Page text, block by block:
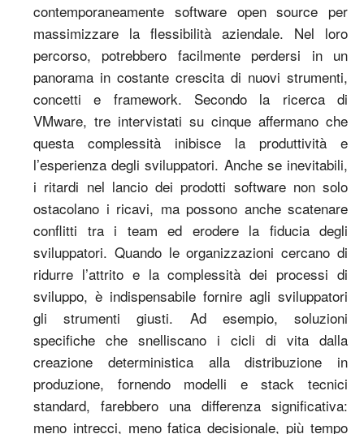
contemporaneamente software open source per
massimizzare la flessibilità aziendale. Nel loro
percorso, potrebbero facilmente perdersi in un
panorama in costante crescita di nuovi strumenti,
concetti e framework. Secondo la ricerca di
VMware, tre intervistati su cinque affermano che
questa complessità inibisce la produttività e
l’esperienza degli sviluppatori. Anche se inevitabili,
i ritardi nel lancio dei prodotti software non solo
ostacolano i ricavi, ma possono anche scatenare
conflitti tra i team ed erodere la fiducia degli
sviluppatori. Quando le organizzazioni cercano di
ridurre l’attrito e la complessità dei processi di
sviluppo, è indispensabile fornire agli sviluppatori
gli strumenti giusti. Ad esempio, soluzioni
specifiche che snelliscano i cicli di vita dalla
creazione deterministica alla distribuzione in
produzione, fornendo modelli e stack tecnici
standard, farebbero una differenza significativa:
meno intrecci, meno fatica decisionale, più tempo